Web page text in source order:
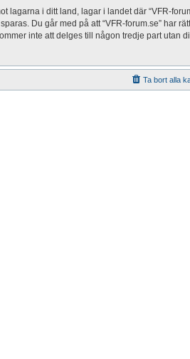
i ditt land, lagar i landet där “VFR-
Du går med på att “VFR-forum.se” har
inte att delges till någon tredje part utan
Ta bort alla